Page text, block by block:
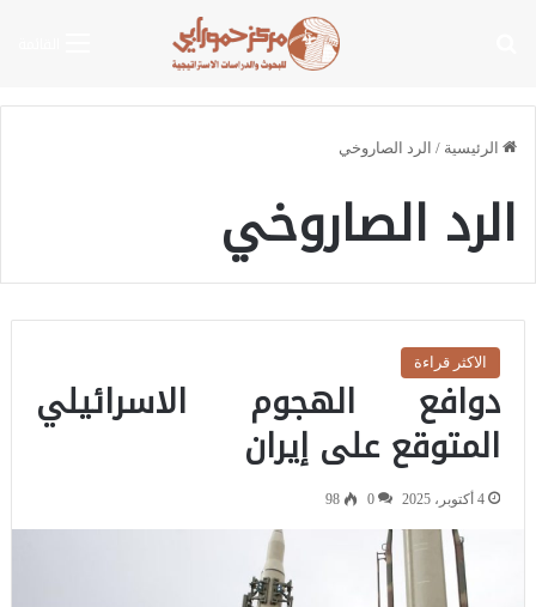
الرئيسية / الرد الصاروخي
الرد الصاروخي
الاكثر قراءة
دوافع الهجوم الاسرائيلي
المتوقع على إيران
4 أكتوبر، 2025 0
98